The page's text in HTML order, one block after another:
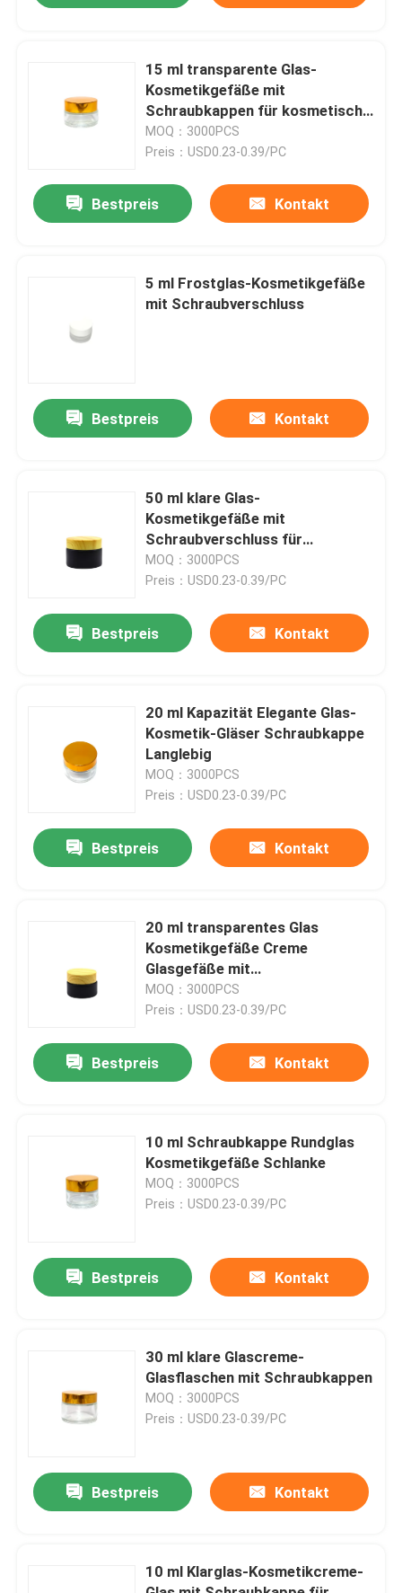
Zu Hause
Über uns
Qualitätskontrolle
Bitte um ein Angebot
Leere Glasgefäße
Glasdiffusor-Flaschen
15 ml transparente Glas-
Kosmetikgefäße mit
Schraubkappen für kosmetische
Verpackungen
MOQ：3000PCS
Preis：USD0.23-0.39/PC
Bestpreis Kontakt
5 ml Frostglas-Kosmetikgefäße
mit Schraubverschluss
Bestpreis Kontakt
50 ml klare Glas-
Kosmetikgefäße mit
Schraubverschluss für
kosmetische Verpackungen
MOQ：3000PCS
Preis：USD0.23-0.39/PC
Bestpreis Kontakt
20 ml Kapazität Elegante Glas-
Kosmetik-Gläser Schraubkappe
Langlebig
MOQ：3000PCS
Preis：USD0.23-0.39/PC
Bestpreis Kontakt
20 ml transparentes Glas
Kosmetikgefäße Creme
Glasgefäße mit
Schraubenkappen
MOQ：3000PCS
Preis：USD0.23-0.39/PC
Bestpreis Kontakt
10 ml Schraubkappe Rundglas
Kosmetikgefäße Schlanke
MOQ：3000PCS
Preis：USD0.23-0.39/PC
Bestpreis Kontakt
30 ml klare Glascreme-
Glasflaschen mit Schraubkappen
MOQ：3000PCS
Preis：USD0.23-0.39/PC
Bestpreis Kontakt
10 ml Klarglas-Kosmetikcreme-